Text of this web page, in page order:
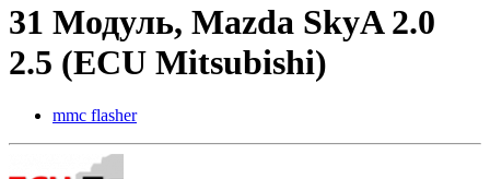
31 Модуль, Mazda SkyA 2.0
2.5 (ECU Mitsubishi)
mmc flasher